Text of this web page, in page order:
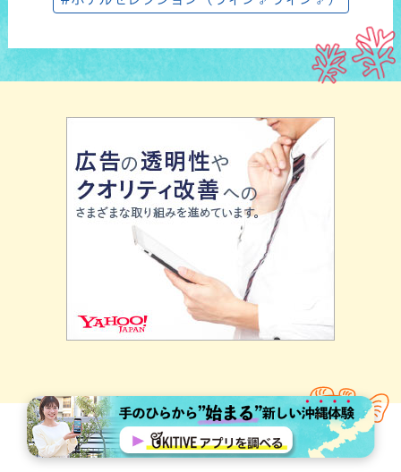
あなたへおすすめ！